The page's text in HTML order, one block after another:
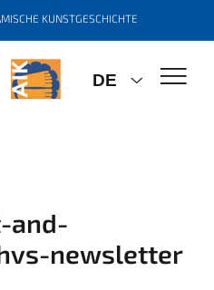
KUNSTGESCHICHTE
DE
and-
newsletter